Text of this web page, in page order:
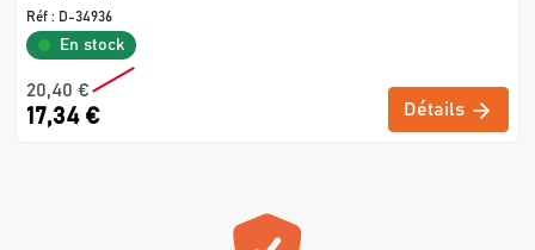
Réf : D-34936
En stock
20,40 €
17,34 € Détails